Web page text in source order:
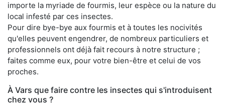
importe la myriade de fourmis, leur espèce ou la nature du
local infesté par ces insectes.
Pour dire bye-bye aux fourmis et à toutes les nocivités
qu'elles peuvent engendrer, de nombreux particuliers et
professionnels ont déjà fait recours à notre structure ;
faites comme eux, pour votre bien-être et celui de vos
proches.
À Vars que faire contre les insectes qui s'introduisent
chez vous ?